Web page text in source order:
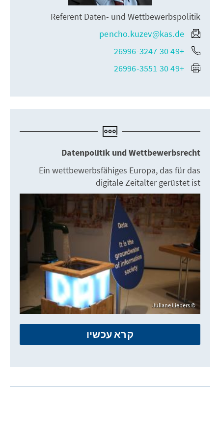
Referent Daten- und Wettbewerbspolitik
pencho.kuzev@kas.de
+49 30 26996-3247
+49 30 26996-3551
Datenpolitik und Wettbewerbsrecht
Ein wettbewerbsfähiges Europa, das für das
digitale Zeitalter gerüstet ist
Juliane Liebers
קרא עכשיו